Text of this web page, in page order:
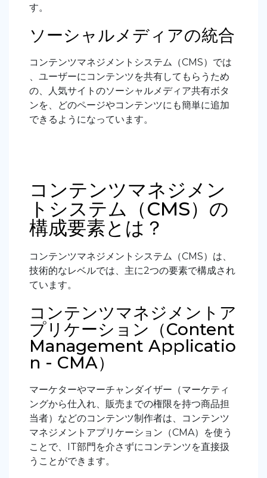
す。
ソーシャルメディアの統合
コンテンツマネジメントシステム（CMS）では
、ユーザーにコンテンツを共有してもらうため
の、人気サイトのソーシャルメディア共有ボタ
ンを、どのページやコンテンツにも簡単に追加
できるようになっています。
コンテンツマネジメン
トシステム（CMS）の
構成要素とは？
コンテンツマネジメントシステム（CMS）は、
技術的なレベルでは、主に2つの要素で構成され
ています。
コンテンツマネジメントア
プリケーション（Content
Management Applicatio
n - CMA）
マーケターやマーチャンダイザー（マーケティ
ングから仕入れ、販売までの権限を持つ商品担
当者）などのコンテンツ制作者は、コンテンツ
マネジメントアプリケーション（CMA）を使う
ことで、IT部門を介さずにコンテンツを直接扱
うことができます。